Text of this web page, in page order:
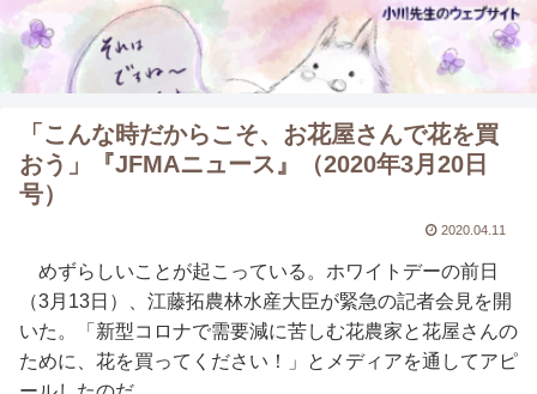
「こんな時だからこそ、お花屋さんで花を買
おう」『JFMAニュース』（2020年3月20日
号）
2020.04.11
めずらしいことが起こっている。ホワイトデーの前日
（3月13日）、江藤拓農林水産大臣が緊急の記者会見を開
いた。「新型コロナで需要減に苦しむ花農家と花屋さんの
ために、花を買ってください！」とメディアを通してアピ